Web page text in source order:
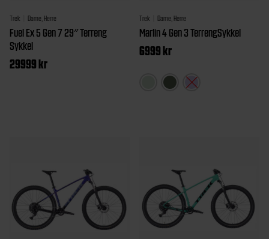
Trek Dame, Herre
Fuel Ex 5 Gen 7 29″ Terreng
Sykkel
29999kr
varianter.
Alternativene
kan
velges
Trek Dame, Herre
Marlin 4 Gen 3 TerrengSykkel
6999kr
kan
velges
på